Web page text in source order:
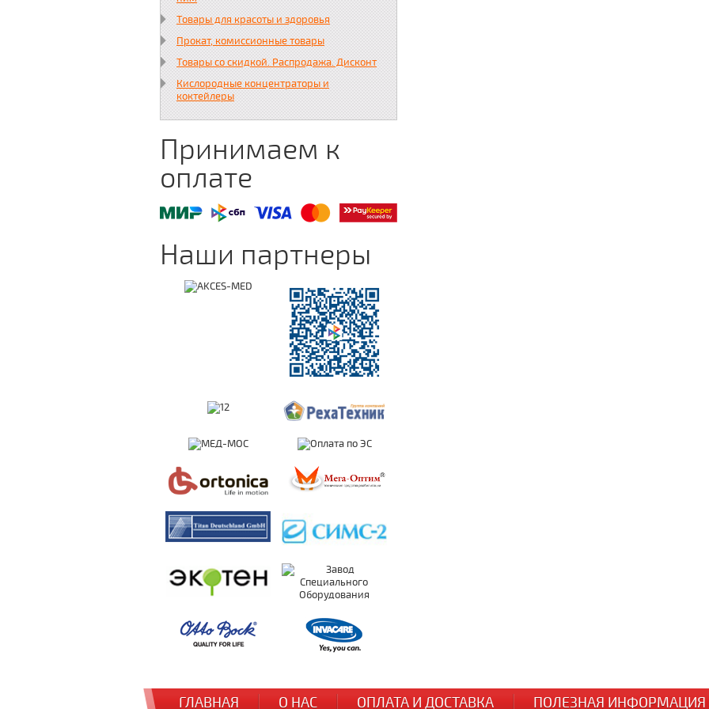
Товары для красоты и здоровья
Прокат, комиссионные товары
Товары со скидкой. Распродажа. Дисконт
Кислородные концентраторы и
коктейлеры
Принимаем к
оплате
Наши партнеры
ГЛАВНАЯ О НАС ОПЛАТА И ДОСТАВКА ПОЛЕЗНАЯ ИНФОРМАЦИЯ